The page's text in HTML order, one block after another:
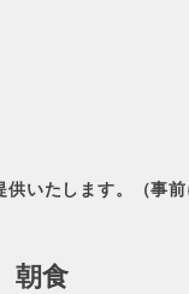
いたします。（事
朝食